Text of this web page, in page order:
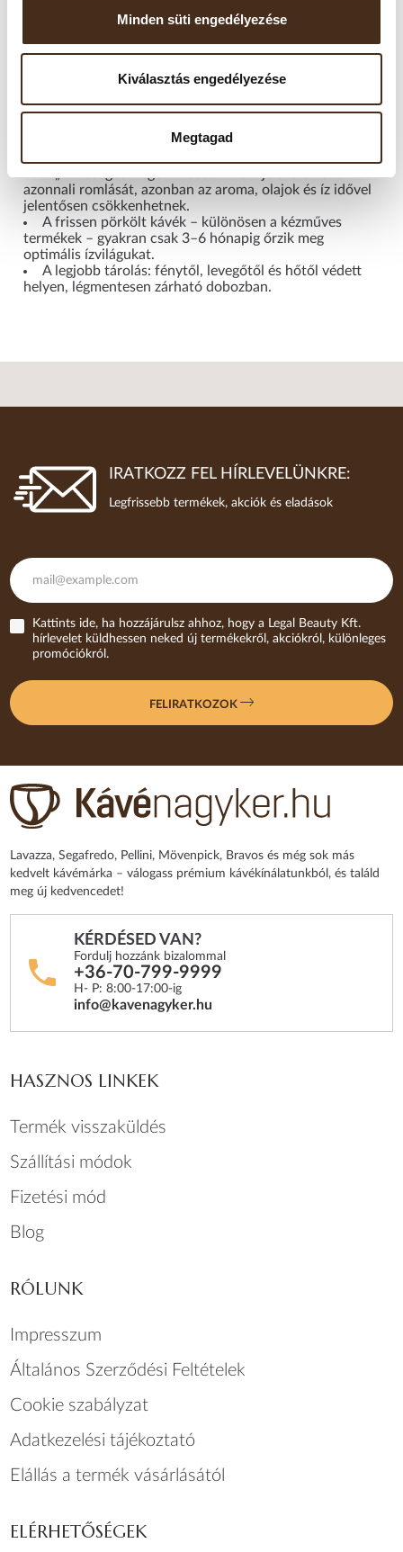
Minden süti engedélyezése
Kiválasztás engedélyezése
Megtagad
Felbontás után javasolt 2–4 héten belül elfogyasztani, mivel
a szemes kávé gyorsan veszít aromájából. A fagyasztás nem
ne tárolja hűtőszekrényben sem.
A „minőségét megőrzi” dátum nem jelenti a kávé
azonnali romlását, azonban az aroma, olajok és íz idővel
jelentősen csökkenhetnek.
A frissen pörkölt kávék – különösen a kézműves
termékek – gyakran csak 3–6 hónapig őrzik meg
optimális ízvilágukat.
A legjobb tárolás: fénytől, levegőtől és hőtől védett
helyen, légmentesen zárható dobozban.
IRATKOZZ FEL HÍRLEVELÜNKRE:
Legfrissebb termékek, akciók és eladások
Kattints ide, ha hozzájárulsz ahhoz, hogy a Legal Beauty Kft.
hírlevelet küldhessen neked új termékekről, akciókról, különleges
promóciókról.
FELIRATKOZOK
Lavazza, Segafredo, Pellini, Mövenpick, Bravos és még sok más
kedvelt kávémárka – válogass prémium kávékínálatunkból, és találd
meg új kedvencedet!
KÉRDÉSED VAN?
Fordulj hozzánk bizalommal
+36-70-799-9999
H- P: 8:00-17:00-ig
info@kavenagyker.hu
HASZNOS LINKEK
Termék visszaküldés
Szállítási módok
Fizetési mód
Blog
RÓLUNK
Impresszum
Általános Szerződési Feltételek
Cookie szabályzat
Adatkezelési tájékoztató
Elállás a termék vásárlásától
ELÉRHETŐSÉGEK